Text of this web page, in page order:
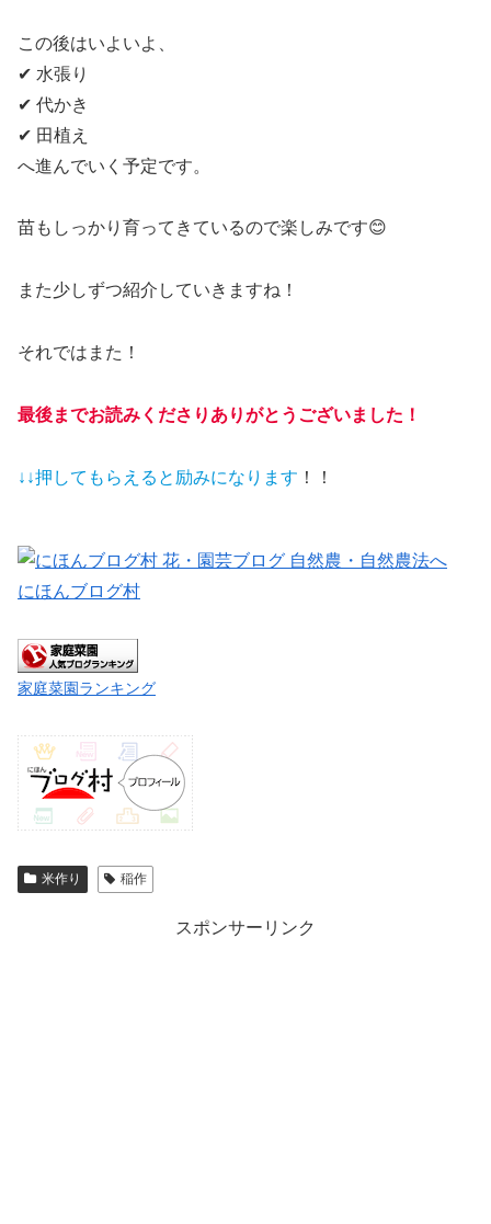
この後はいよいよ、
✔ 水張り
✔ 代かき
✔ 田植え
へ進んでいく予定です。
苗もしっかり育ってきているので楽しみです😊
また少しずつ紹介していきますね！
それではまた！
最後までお読みくださりありがとうございました！
↓↓押してもらえると 励みになります ！！
にほんブログ村
家庭菜園ランキング
米作り 稲作
スポンサーリンク